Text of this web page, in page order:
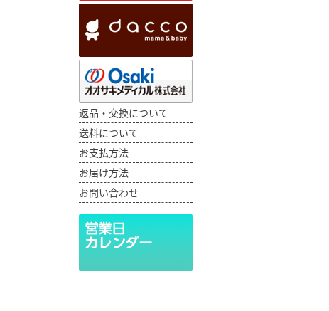
返品・交換について
送料について
お支払方法
お届け方法
お問い合わせ